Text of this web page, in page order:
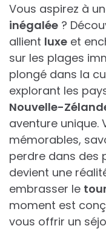
Vous aspirez à
inégalée ?
allient luxe et
sur les plages
plongé dans la
explorant les
Nouvelle-
aventure unique.
mémorables,
perdre dans des
devient une
embrasser le
moment est
vous offrir un